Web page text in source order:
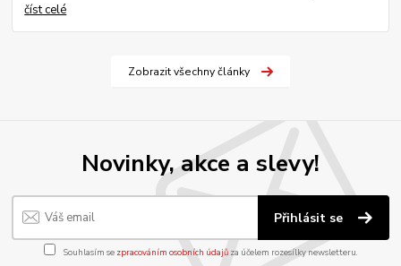
číst celé
Zobrazit všechny články
Novinky, akce a slevy!
Přihlásit se
Souhlasím se zpracováním osobních údajůza účelem rozesílky newsletteru.